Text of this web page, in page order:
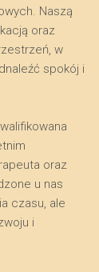
Naszą
oraz
w
spokój i
oraz
u nas
czasu, ale
i